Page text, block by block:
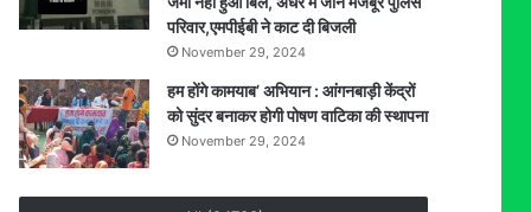
परिवार,एमपीईबी ने काट दी बिजली
November 29, 2024
हम होंगे कामयाब’ अभियान : आंगनबाड़ी केंद्रों
को सुंदर बनाकर होगी पोषण वाटिका की स्थापना
November 29, 2024